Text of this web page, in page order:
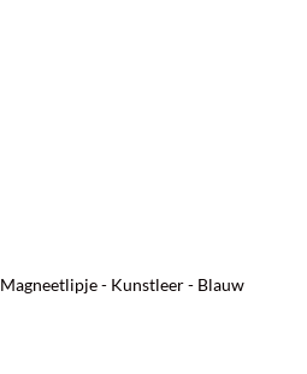
- Kunstleer - Blauw